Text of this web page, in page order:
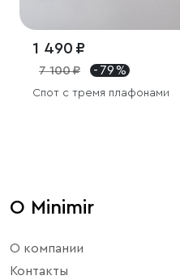
1 490 ₽
7 100 ₽ - 79 %
Спот с тремя плафонами
О Minimir
О компании
Контакты